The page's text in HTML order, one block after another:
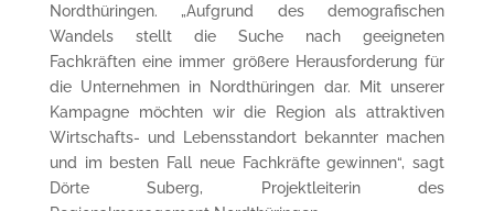
Nordthüringen. „Aufgrund des demografischen
Wandels stellt die Suche nach geeigneten
Fachkräften eine immer größere Herausforderung für
die Unternehmen in Nordthüringen dar. Mit unserer
Kampagne möchten wir die Region als attraktiven
Wirtschafts- und Lebensstandort bekannter machen
und im besten Fall neue Fachkräfte gewinnen“, sagt
Dörte Suberg, Projektleiterin des